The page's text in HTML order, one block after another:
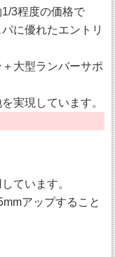
3程度の価格で
に優れたエントリ
大型ランバーサポ
実現しています。
ています。
アップすること